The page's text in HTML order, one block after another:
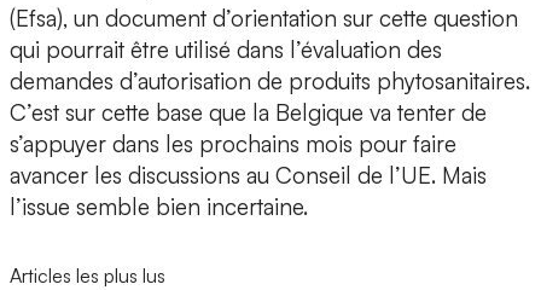
(Efsa), un document d’orientation sur cette question
qui pourrait être utilisé dans l’évaluation des
demandes d’autorisation de produits phytosanitaires.
C’est sur cette base que la Belgique va tenter de
s’appuyer dans les prochains mois pour faire
avancer les discussions au Conseil de l’UE. Mais
l’issue semble bien incertaine.
Articles les plus lus